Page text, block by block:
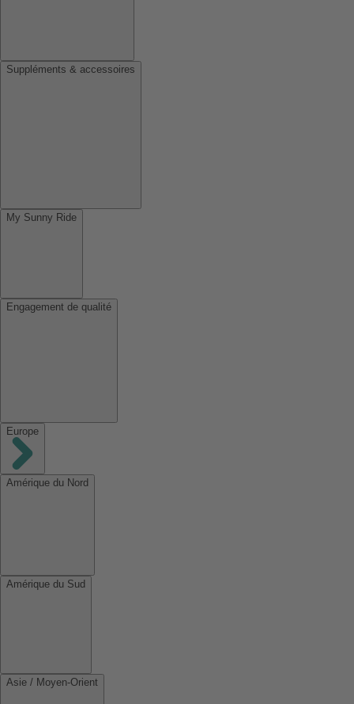
Suppléments & accessoires
My Sunny Ride
Engagement de qualité
Europe
Amérique du Nord
Amérique du Sud
Asie / Moyen-Orient